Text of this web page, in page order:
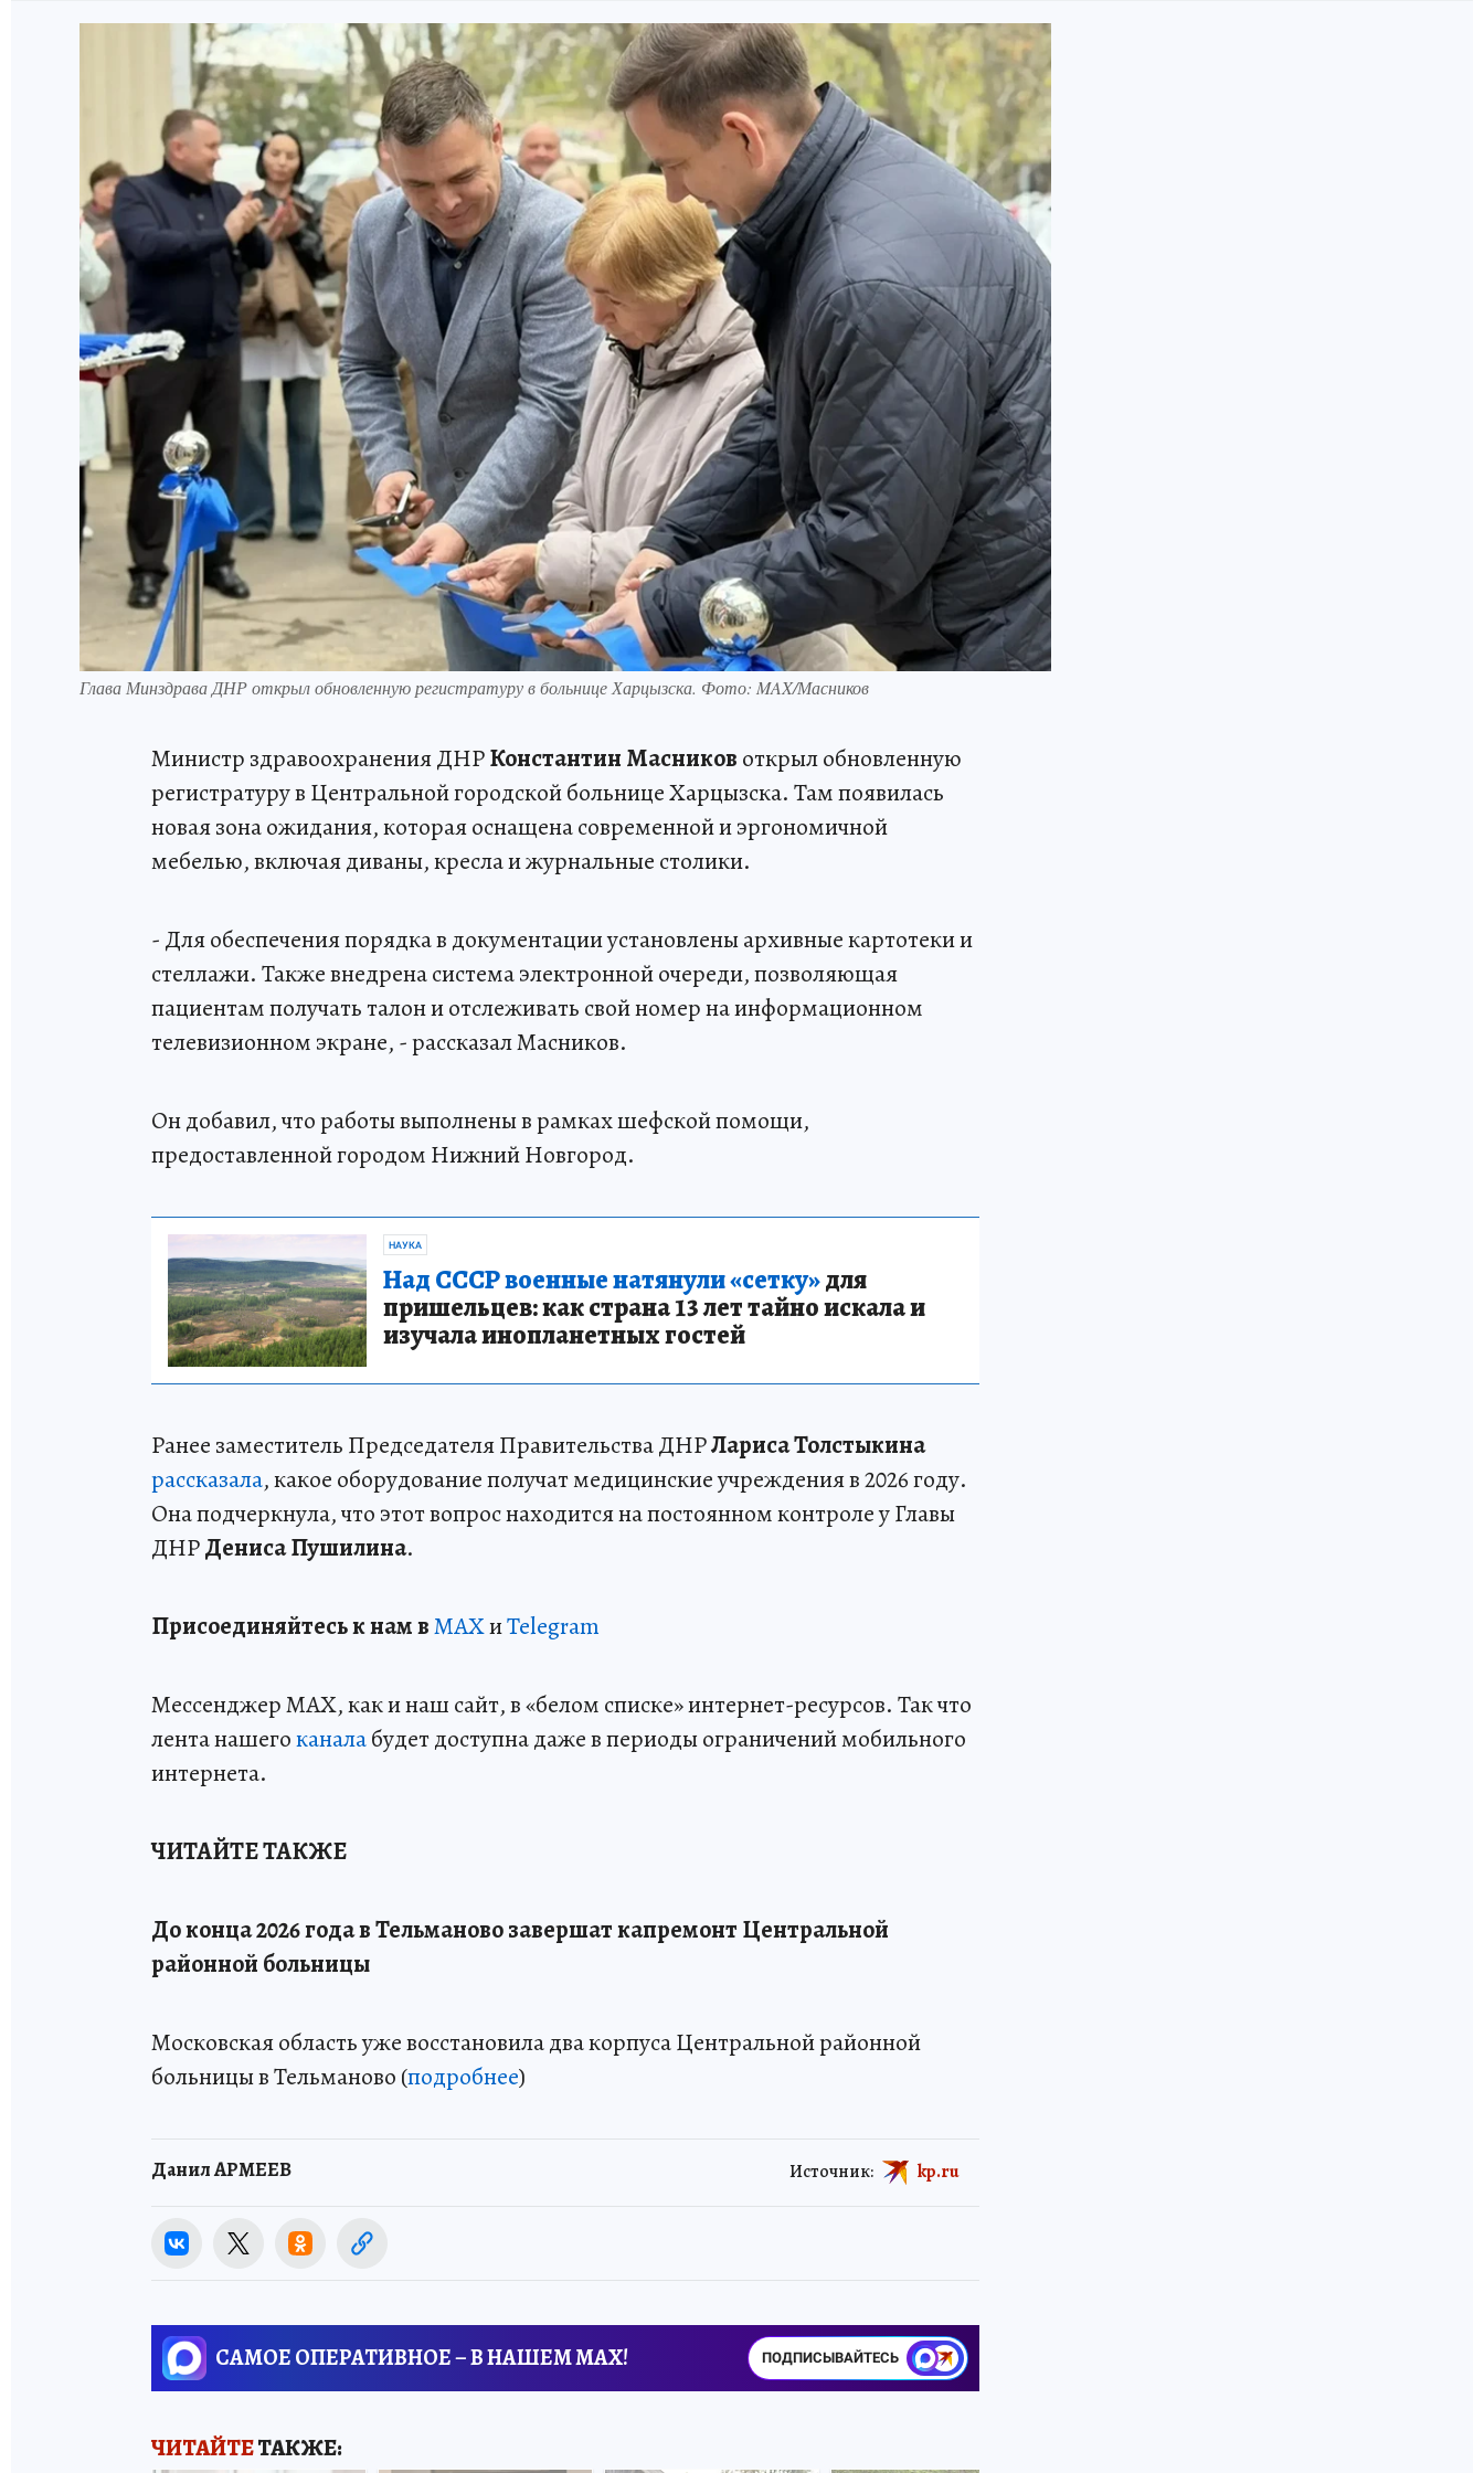
Глава Минздрава ДНР открыл обновленную регистратуру в больнице Харцызска. Фото: MAX/Масников
Министр здравоохранения ДНРКонстантин Масников открыл обновленную
регистратуру в Центральной городской больнице Харцызска. Там появилась
новая зона ожидания, которая оснащена современной и эргономичной
мебелью, включая диваны, кресла и журнальные столики.
- Для обеспечения порядка в документации установлены архивные картотеки и
стеллажи. Также внедрена система электронной очереди, позволяющая
пациентам получать талон и отслеживать свой номер на информационном
телевизионном экране, - рассказал Масников.
Он добавил, что работы выполнены в рамках шефской помощи,
предоставленной городом Нижний Новгород.
НАУКА
Над СССР военные натянули «сетку»для
пришельцев: как страна 13 лет тайно искала и
изучала инопланетных гостей
Ранее заместитель Председателя Правительства ДНРЛариса Толстыкина
рассказала, какое оборудование получат медицинские учреждения в 2026 году.
Она подчеркнула, что этот вопрос находится на постоянном контроле у Главы
ДНРДениса Пушилина.
Присоединяйтесь к нам вMAXиTelegram
Мессенджер MAX, как и наш сайт, в «белом списке» интернет-ресурсов. Так что
лента нашегоканалабудет доступна даже в периоды ограничений мобильного
интернета.
ЧИТАЙТЕ ТАКЖЕ
До конца 2026 года в Тельманово завершат капремонт Центральной
районной больницы
Московская область уже восстановила два корпуса Центральной районной
больницы в Тельманово (подробнее)
Данил АРМЕЕВ Источник: kp.ru
САМОЕ ОПЕРАТИВНОЕ – В НАШЕМ MAX! ПОДПИСЫВАЙТЕСЬ
ЧИТАЙТЕТАКЖЕ: